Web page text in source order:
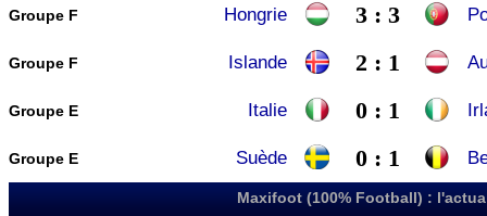
Groupe F
Hongrie 3 : 3
Groupe F Islande 2 : 1
Groupe E Italie 0 : 1
Groupe E Suède 0 : 1
Maxifoot (100% Football) :